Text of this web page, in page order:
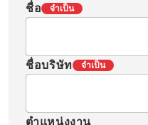
ชื่อ จำเป็น
ชื่อบริษัท จำเป็น
ตำแหน่งงาน